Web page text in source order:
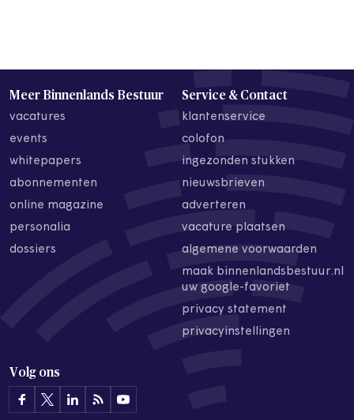
Meer Binnenlands Bestuur
vacatures
events
whitepapers
abonnementen
online magazine
personalia
dossiers
Service & Contact
klantenservice
colofon
ingezonden stukken
nieuwsbrieven
adverteren
vacature plaatsen
algemene voorwaarden
maak binnenlandsbestuur.nl
uw google-favoriet
privacy statement
privacyinstellingen
Volg ons